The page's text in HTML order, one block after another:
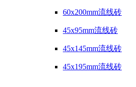
60x200mm流线砖
45x95mm流线砖
45x145mm流线砖
45x195mm流线砖